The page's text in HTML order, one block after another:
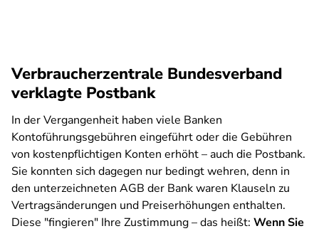
Verbraucherzentrale Bundesverband
verklagte Postbank
In der Vergangenheit haben viele Banken
Kontoführungsgebühren eingeführt oder die Gebühren
von kostenpflichtigen Konten erhöht – auch die Postbank.
Sie konnten sich dagegen nur bedingt wehren, denn in
den unterzeichneten AGB der Bank waren Klauseln zu
Vertragsänderungen und Preiserhöhungen enthalten.
Diese "fingieren" Ihre Zustimmung – das heißt: Wenn Sie